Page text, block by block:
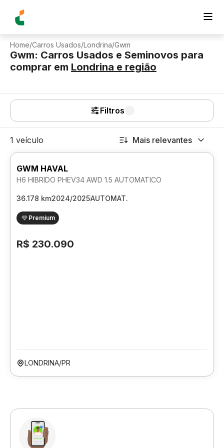
Home/Carros Usados/Londrina/Gwm
Gwm: Carros Usados e Seminovos para
comprar em Londrina e região
Filtros
1 veículo Mais relevantes
GWM HAVAL
H6 HIBRIDO PHEV34 AWD 1.5 AUTOMATICO
36.178 km2024/2025AUTOMAT.
Premium
R$ 230.090
LONDRINA/PR